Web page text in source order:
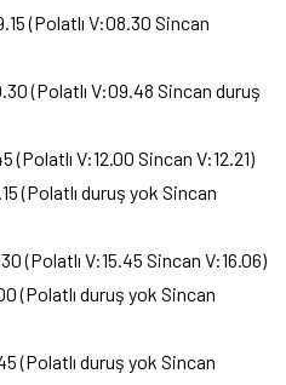
(Polatlı V:08.30 Sincan
(Polatlı V:09.48 Sincan duruş
(Polatlı V:12.00 Sincan V:12.21)
(Polatlı duruş yok Sincan
(Polatlı V:15.45 Sincan V:16.06)
(Polatlı duruş yok Sincan
(Polatlı duruş yok Sincan